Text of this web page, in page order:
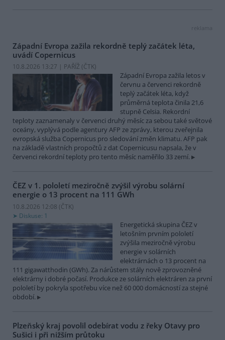
reklama
Západní Evropa zažila rekordně teplý začátek léta,
uvádí Copernicus
10.8.2026 13:27 | PAŘÍŽ (ČTK)
Západní Evropa zažila letos v
červnu a červenci rekordně
teplý začátek léta, když
průměrná teplota činila 21,6
stupně Celsia. Rekordní
teploty zaznamenaly v červenci druhý měsíc za sebou také světové
oceány, vyplývá podle agentury AFP ze zprávy, kterou zveřejnila
evropská služba Copernicus pro sledování změn klimatu. AFP pak
na základě vlastních propočtů z dat Copernicusu napsala, že v
červenci rekordní teploty pro tento měsíc naměřilo 33 zemí.
ČEZ v 1. pololetí meziročně zvýšil výrobu solární
energie o 13 procent na 111 GWh
10.8.2026 12:08 (ČTK)
Diskuse: 1
Energetická skupina ČEZ v
letošním prvním pololetí
zvýšila meziročně výrobu
energie v solárních
elektrárnách o 13 procent na
111 gigawatthodin (GWh). Za nárůstem stály nově zprovozněné
elektrárny i dobré počasí. Produkce ze solárních elektráren za první
pololetí by pokryla spotřebu více než 60 000 domácností za stejné
období.
Plzeňský kraj povolil odebírat vodu z řeky Otavy pro
Sušici i při nižším průtoku